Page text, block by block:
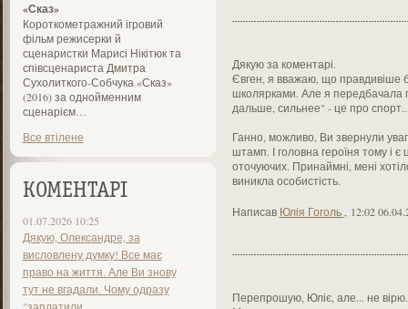
«Сказ»
Короткометражний ігровий
фільм режисерки й
сценаристки Марисі Нікітюк та
співсценариста Дмитра
Сухолиткого-Собчука «Сказ»
(2016) за однойменним
сценарієм…
Все втілене
КОМЕНТАРІ
01.07.2026 10:25
Дякую, Олександре, за
висловлену думку! Все має
право на життя. Але Ви знову
тут не вгадали. Чому одразу
Дякую за коментарі.
Євген, я вважаю, що правдивіше
школярками. Але я передбачала
дальше, сильнее" - це про
Ганно, можливо, Ви звернули
штамп. І головна героїня тому і
оточуючих. Принаймні, мені
виникла особистість.
Написав Юлія Гоголь 12:02
Перепрошую, Юліє, але... не вірю.